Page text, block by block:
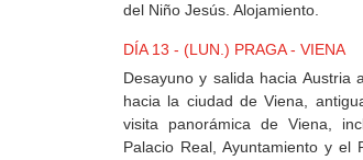
del Niño Jesús. Alojamiento.
DÍA 13 - (LUN.) PRAGA - VIENA
Desayuno y salida hacia Austria
hacia la ciudad de Viena,
visita panorámica de Viena,
Palacio Real, Ayuntamiento y